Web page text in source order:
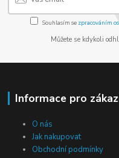
Souhlasím se zpracováním
Můžete se kdykoli
Informace pro
O nás
Jak nakupovat
Obchodní podmínky